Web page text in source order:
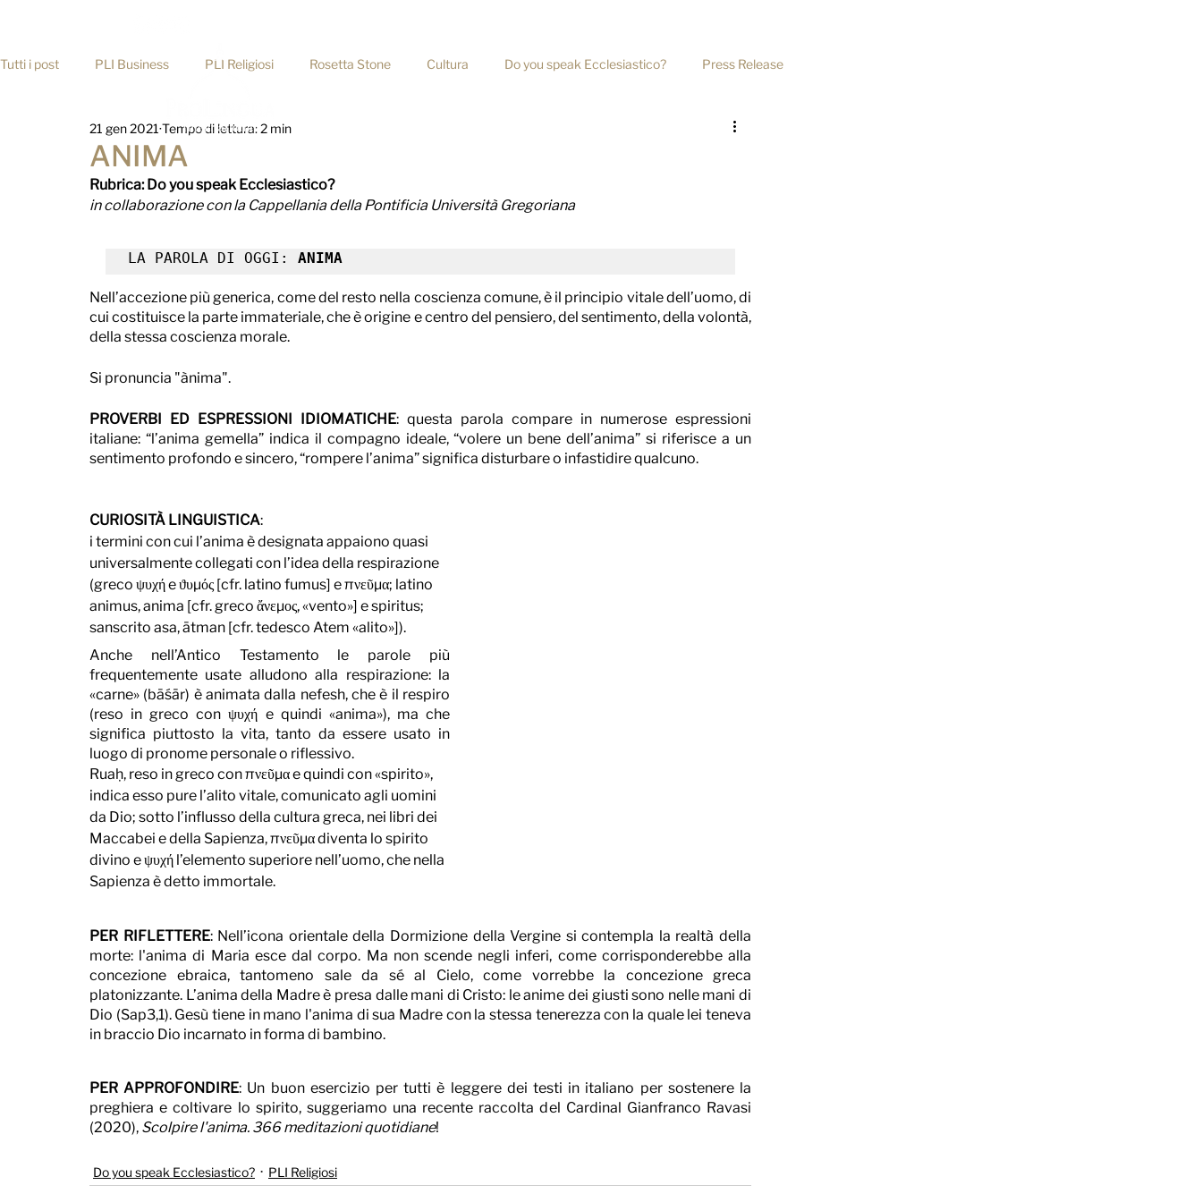
Tutti i post PLI Business PLI Religiosi Rosetta Stone Cultura Do you speak Ecclesiastico? Press Release
Consigli pratici
ANIMA
21 gen 2021 Tempo di lettura: 2 min
Rubrica: Do you speak Ecclesiastico?
in collaborazione con la Cappellania della Pontificia Università Gregoriana
LA PAROLA DI OGGI: ANIMA
Nell’accezione più generica, come del resto nella coscienza comune, è il principio vitale dell’uomo, di
cui costituisce la parte immateriale, che è origine e centro del pensiero, del sentimento, della volontà,
della stessa coscienza morale.
Si pronuncia "ànima".
PROVERBI ED ESPRESSIONI IDIOMATICHE: questa parola compare in numerose espressioni
italiane: “l’anima gemella” indica il compagno ideale, “volere un bene dell’anima” si riferisce a un
sentimento profondo e sincero, “rompere l’anima” significa disturbare o infastidire qualcuno.
CURIOSITÀ LINGUISTICA:
i termini con cui l’anima è designata appaiono quasi
universalmente collegati con l’idea della respirazione
(greco ψυχή e ϑυμός [cfr. latino fumus] e πνεῦμα; latino
animus, anima [cfr. greco ἄνεμος, «vento»] e spiritus;
sanscrito asa, ātman [cfr. tedesco Atem «alito»]).
Anche nell’Antico Testamento le parole più
frequentemente usate alludono alla respirazione: la
«carne» (bāśār) è animata dalla nefesh, che è il respiro
(reso in greco con ψυχή e quindi «anima»), ma che
significa piuttosto la vita, tanto da essere usato in
luogo di pronome personale o riflessivo.
Ruaḥ, reso in greco con πνεῦμα e quindi con «spirito»,
indica esso pure l’alito vitale, comunicato agli uomini
da Dio; sotto l’influsso della cultura greca, nei libri dei
Maccabei e della Sapienza, πνεῦμα diventa lo spirito
divino e ψυχή l’elemento superiore nell’uomo, che nella
Sapienza è detto immortale.
PER RIFLETTERE: Nell’icona orientale della Dormizione della Vergine si contempla la realtà della
morte: l'anima di Maria esce dal corpo. Ma non scende negli inferi, come corrisponderebbe alla
concezione ebraica, tantomeno sale da sé al Cielo, come vorrebbe la concezione greca
platonizzante. L’anima della Madre è presa dalle mani di Cristo: le anime dei giusti sono nelle mani di
Dio (Sap3,1). Gesù tiene in mano l'anima di sua Madre con la stessa tenerezza con la quale lei teneva
in braccio Dio incarnato in forma di bambino.
PER APPROFONDIRE: Un buon esercizio per tutti è leggere dei testi in italiano per sostenere la
preghiera e coltivare lo spirito, suggeriamo una recente raccolta del Cardinal Gianfranco Ravasi
(2020), Scolpire l'anima. 366 meditazioni quotidiane!
Do you speak Ecclesiastico? PLI Religiosi